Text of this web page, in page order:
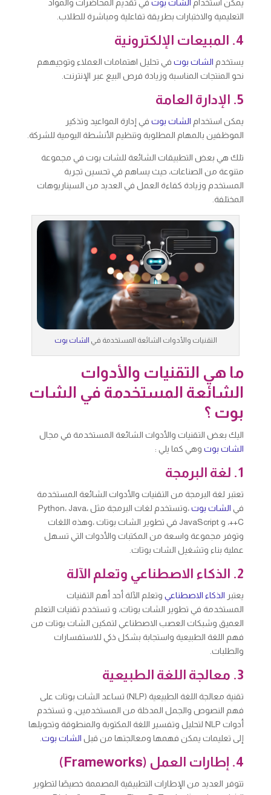
يمكن استخدام الشات بوتفي تقديم المحاضرات والمواد
التعليمية والاختبارات بطريقة تفاعلية ومباشرة للطلاب.
4. المبيعات الإلكترونية
يستخدم الشات بوتفي تحليل اهتمامات العملاء وتوجيههم
نحو المنتجات المناسبة وزيادة فرص البيع عبر الإنترنت.
5. الإدارة العامة
يمكن استخدام الشات بوتفي إدارة المواعيد وتذكير
الموظفين بالمهام المطلوبة وتنظيم الأنشطة اليومية للشركة.
تلك هي بعض التطبيقات الشائعة للشات بوت في مجموعة
متنوعة من الصناعات، حيث يساهم في تحسين تجربة
المستخدم وزيادة كفاءة العمل في العديد من السيناريوهات
المختلفة.
التقنيات والأدوات الشائعة المستخدمة في الشات بوت
ما هي التقنيات والأدوات
الشائعة المستخدمة في الشات
بوت ؟
اليك بعض التقنيات والأدوات الشائعة المستخدمة في مجال
الشات بوتوهي كما يلي :
1. لغة البرمجة
تعتبر لغة البرمجة من التقنيات والأدوات الشائعة المستخدمة
في الشات بوت
،وتستخدم لغات البرمجة مثل Python، Java،
C++، و JavaScript في تطوير الشات بوتات ،وهذه اللغات
وتوفر مجموعة واسعة من المكتبات والأدوات التي تسهل
عملية بناء وتشغيل الشات بوتات.
2. الذكاء الاصطناعي وتعلم الآلة
يعتبر الذكاء الاصطناعيوتعلم الآلة أحد أهم التقنيات
المستخدمة في تطوير الشات بوتات، و تستخدم تقنيات التعلم
العميق وشبكات العصب الاصطناعي لتمكين الشات بوتات من
فهم اللغة الطبيعية واستجابة بشكل ذكي للاستفسارات
والطلبات.
3. معالجة اللغة الطبيعية
تقنية معالجة اللغة الطبيعية (NLP) تساعد الشات بوتات على
فهم النصوص والجمل المدخلة من المستخدمين، و تستخدم
أدوات NLP لتحليل وتفسير اللغة المكتوبة والمنطوقة وتحويلها
إلى تعليمات يمكن فهمها ومعالجتها من قبل الشات بوت.
4. إطارات العمل (Frameworks)
تتوفر العديد من الإطارات التطبيقية المصممة خصيصًا لتطوير